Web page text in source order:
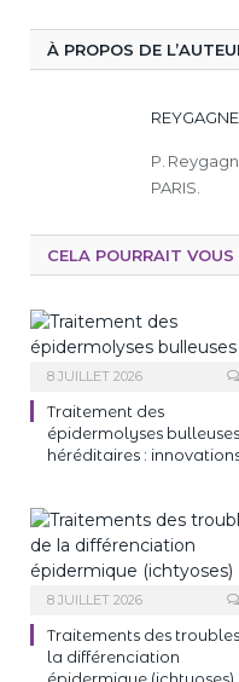
À PROPOS DE
P.
PARIS.
CELA POURRAIT VOUS
8 JUILLET 2026
Traitement des
épidermolyses bulleuses
héréditaires :
8 JUILLET 2026
Traitements des
la différenciation